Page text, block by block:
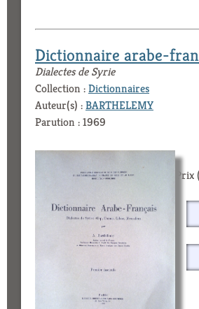
Dictionnaire arabe-
Dialectes de Syrie
Collection :Dictionnaires
Auteur(s) :BARTHELEMY
Parution : 1969